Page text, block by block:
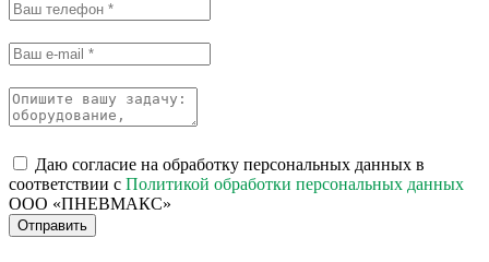
Даю согласие на обработку персональных данных в
соответствии с Политикой обработки персональных данных
ООО «ПНЕВМАКС»
Отправить